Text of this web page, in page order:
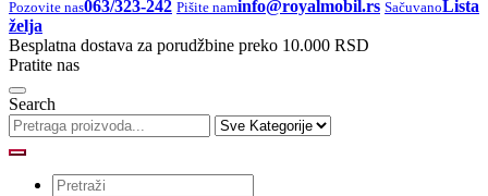
Pozovite nas063/323-242 Pišite naminfo@royalmobil.rs SačuvanoLista
želja
Besplatna dostava za porudžbine preko 10.000 RSD
Pratite nas
Search